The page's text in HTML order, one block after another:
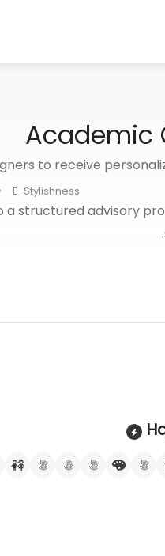
Academic
to receive
structured advisory
E-Stylishness